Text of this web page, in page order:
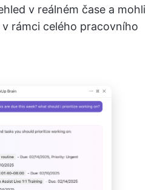
v reálném čase a mohli
rámci celého pracovního